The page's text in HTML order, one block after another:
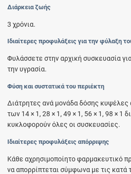
Διάρκεια ζωής
3 χρόνια.
Ιδιαίτερες προφυλάξεις για την φύλαξη
Φυλάσσετε στην αρχική συσκευασία
την υγρασία.
Φύση και συστατικά του περιέκτη
Διάτρητες ανά μονάδα δόσης κυψέλες
των 14 × 1, 28 × 1, 49 × 1, 56 × 1, 98 × 1
κυκλοφορούν όλες οι συσκευασίες.
Ιδιαίτερες προφυλάξεις απόρριψης
Κάθε αχρησιμοποίητο φαρμακευτικό
να απορρίπτεται σύμφωνα με τις κατά